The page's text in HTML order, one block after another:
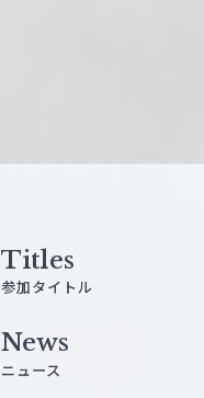
Titles
参加タイトル
News
ニュース